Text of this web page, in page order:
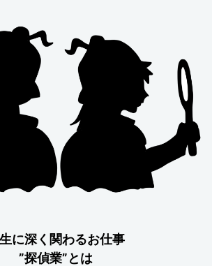
に深く関わるお仕事
”探偵業”とは